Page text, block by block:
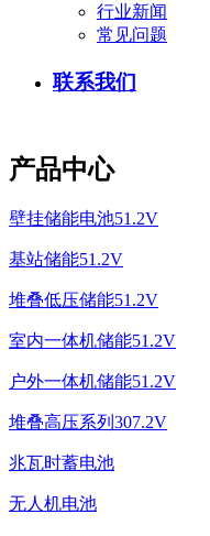
行业新闻
常见问题
联系我们
产品中心
壁挂储能电池51.2V
基站储能51.2V
堆叠低压储能51.2V
室内一体机储能51.2V
户外一体机储能51.2V
堆叠高压系列307.2V
兆瓦时蓄电池
无人机电池